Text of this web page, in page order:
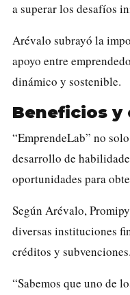
a superar los desafíos
Arévalo subrayó la
apoyo entre
dinámico y sostenible.
Beneficios y
“EmprendeLab” no
desarrollo de
oportunidades para
Según Arévalo,
diversas instituciones
créditos y subvenciones.
“Sabemos que uno de